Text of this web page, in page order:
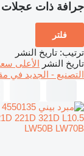
جرافة ذات عجلات
فلتر
ترتيب: تاريخ النشر
تاريخ النشر الأعلى
التصنيع - الجديد في